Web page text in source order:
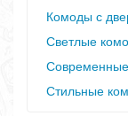
Комоды с
Светлые
Стильные